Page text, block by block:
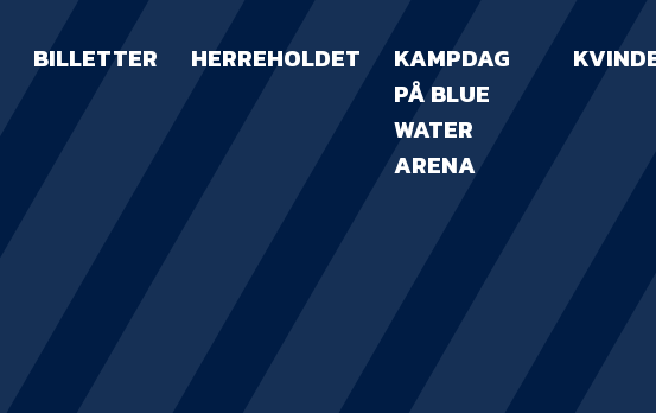
BILLETTER HERREHOLDET
KAMPDAG
PÅ BLUE
WATER
ARENA